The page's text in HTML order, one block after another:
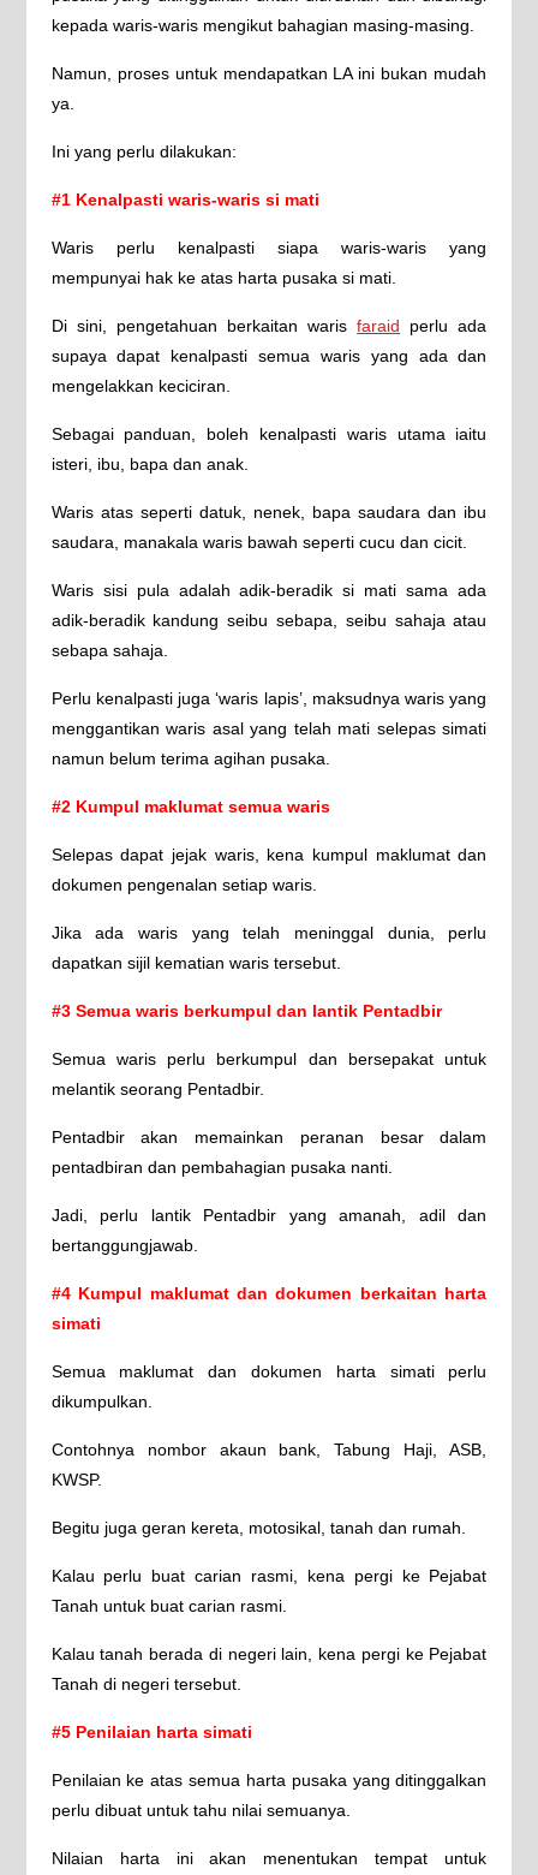
kepada waris-waris mengikut bahagian masing-masing.
Namun, proses untuk mendapatkan LA ini bukan mudah
ya.
Ini yang perlu dilakukan:
#1 Kenalpasti waris-waris si mati
Waris perlu kenalpasti siapa waris-waris yang
mempunyai hak ke atas harta pusaka si mati.
Di sini, pengetahuan berkaitan warisfaraid perlu ada
supaya dapat kenalpasti semua waris yang ada dan
mengelakkan keciciran.
Sebagai panduan, boleh kenalpasti waris utama iaitu
isteri, ibu, bapa dan anak.
Waris atas seperti datuk, nenek, bapa saudara dan ibu
saudara, manakala waris bawah seperti cucu dan cicit.
Waris sisi pula adalah adik-beradik si mati sama ada
adik-beradik kandung seibu sebapa, seibu sahaja atau
sebapa sahaja.
Perlu kenalpasti juga ‘waris lapis’, maksudnya waris yang
menggantikan waris asal yang telah mati selepas simati
namun belum terima agihan pusaka.
#2 Kumpul maklumat semua waris
Selepas dapat jejak waris, kena kumpul maklumat dan
dokumen pengenalan setiap waris.
Jika ada waris yang telah meninggal dunia, perlu
dapatkan sijil kematian waris tersebut.
#3 Semua waris berkumpul dan lantik Pentadbir
Semua waris perlu berkumpul dan bersepakat untuk
melantik seorang Pentadbir.
Pentadbir akan memainkan peranan besar dalam
pentadbiran dan pembahagian pusaka nanti.
Jadi, perlu lantik Pentadbir yang amanah, adil dan
bertanggungjawab.
#4 Kumpul maklumat dan dokumen berkaitan harta
simati
Semua maklumat dan dokumen harta simati perlu
dikumpulkan.
Contohnya nombor akaun bank, Tabung Haji, ASB,
KWSP.
Begitu juga geran kereta, motosikal, tanah dan rumah.
Kalau perlu buat carian rasmi, kena pergi ke Pejabat
Tanah untuk buat carian rasmi.
Kalau tanah berada di negeri lain, kena pergi ke Pejabat
Tanah di negeri tersebut.
#5 Penilaian harta simati
Penilaian ke atas semua harta pusaka yang ditinggalkan
perlu dibuat untuk tahu nilai semuanya.
Nilaian harta ini akan menentukan tempat untuk